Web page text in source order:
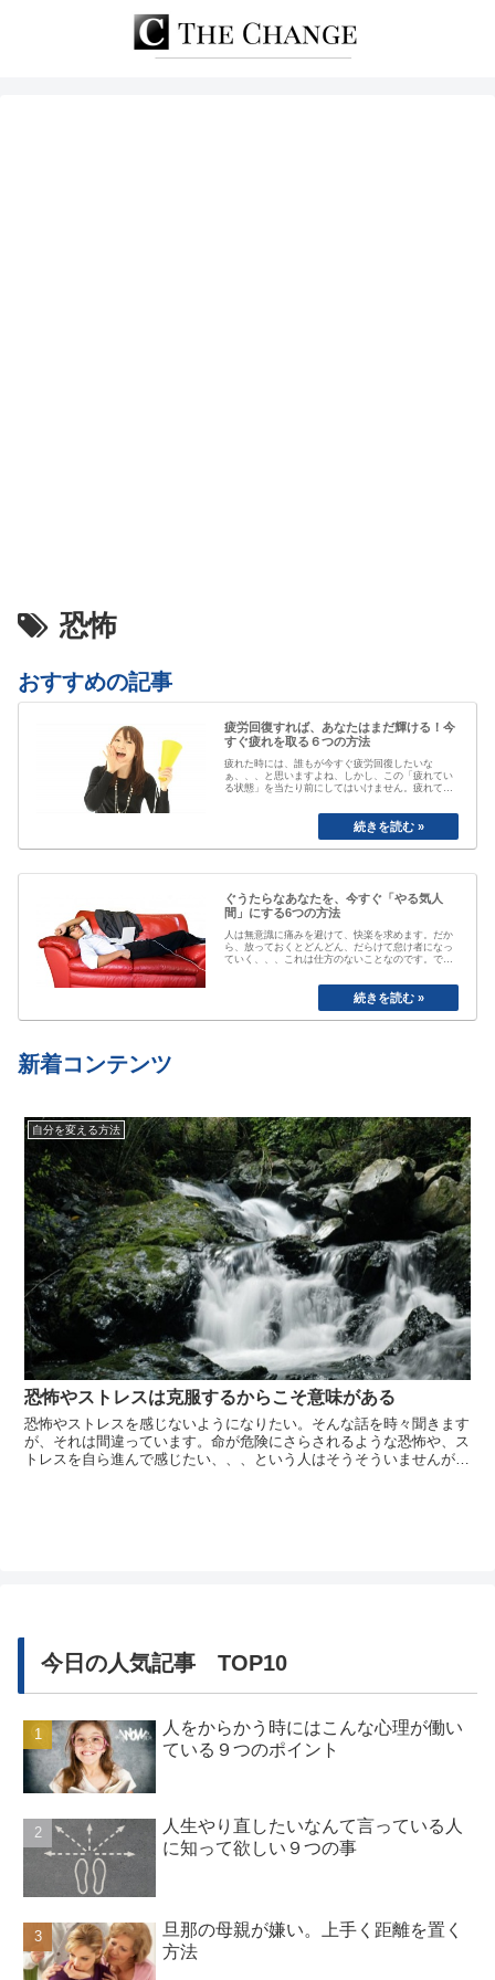
恐怖
おすすめの記事
疲労回復すれば、あなたはまだ輝ける！今
すぐ疲れを取る６つの方法
疲れた時には、誰もが今すぐ疲労回復したいな
ぁ、、、と思いますよね、しかし、この「疲れてい
る状態」を当たり前にしてはいけません。疲れてい
がて気付かなくなってしまいます。「最近疲れてい
ますよね」と誰かに声を掛けられるまで、自分は大
丈夫と思ってしまっていたり、いつのまにか覇気が
感…
ぐうたらなあなたを、今すぐ「やる気人
間」にする6つの方法
人は無意識に痛みを避けて、快楽を求めます。だか
ら、放っておくとどんどん、だらけて怠け者になっ
ていく、、、これは仕方のないことなのです。で
私も以前は、おもいきり、「ぐうたら属性」でし
た。食べたら寝る、めんどくさいから明日でいい
や、、と言い続けて結局やらない、忘れてしまう
etc…
新着コンテンツ
自分を変える方法
恐怖やストレスは克服するからこそ意味がある
恐怖やストレスを感じないようになりたい。そんな話を時々聞きます
が、それは間違っています。命が危険にさらされるような恐怖や、ス
トレスを自ら進んで感じたい、、、という人はそうそういませんが、
今日の人気記事 TOP10
人をからかう時にはこんな心理が働い
ている９つのポイント
人生やり直したいなんて言っている人
に知って欲しい９つの事
旦那の母親が嫌い。上手く距離を置く
方法